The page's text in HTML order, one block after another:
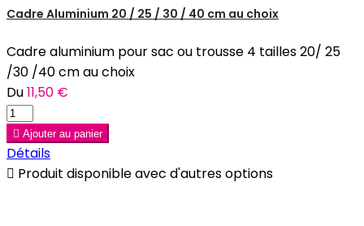
Cadre Aluminium 20 / 25 / 30 / 40 cm au choix
Cadre aluminium pour sac ou trousse 4 tailles 20/ 25
/30 /40 cm au choix
Du11,50 €
 Ajouter au panier
Détails
 Produit disponible avec d'autres options